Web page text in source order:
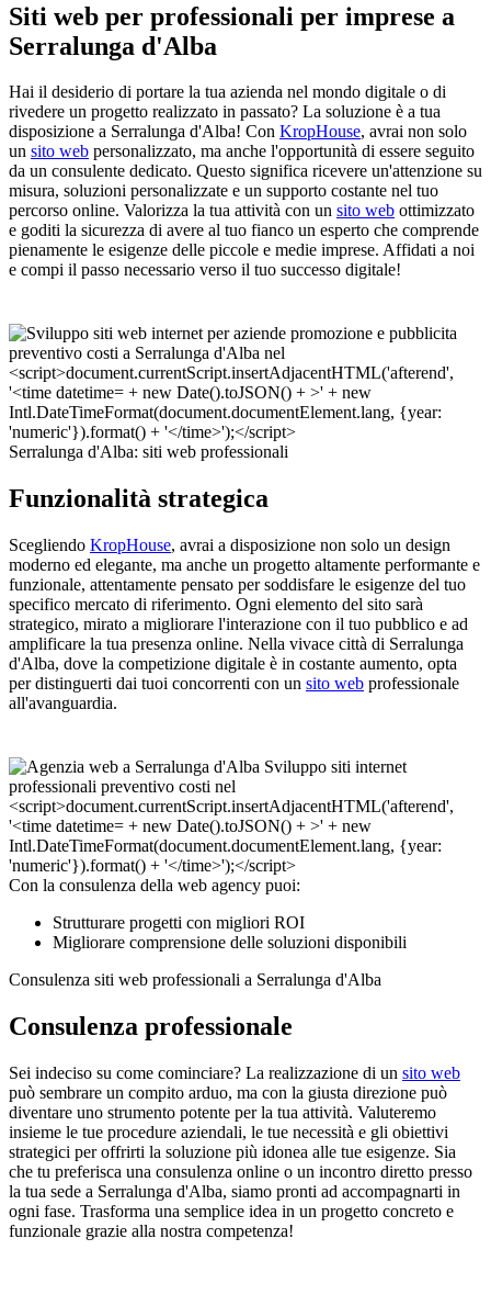
Siti web per professionali per imprese a
Serralunga d'Alba
Hai il desiderio di portare la tua azienda nel mondo digitale o di
rivedere un progetto realizzato in passato? La soluzione è a tua
disposizione a Serralunga d'Alba! Con KropHouse, avrai non solo
un sito web personalizzato, ma anche l'opportunità di essere seguito
da un consulente dedicato. Questo significa ricevere un'attenzione su
misura, soluzioni personalizzate e un supporto costante nel tuo
percorso online. Valorizza la tua attività con un sito web ottimizzato
e goditi la sicurezza di avere al tuo fianco un esperto che comprende
pienamente le esigenze delle piccole e medie imprese. Affidati a noi
e compi il passo necessario verso il tuo successo digitale!
Serralunga d'Alba: siti web professionali
Funzionalità strategica
Scegliendo KropHouse, avrai a disposizione non solo un design
moderno ed elegante, ma anche un progetto altamente performante e
funzionale, attentamente pensato per soddisfare le esigenze del tuo
specifico mercato di riferimento. Ogni elemento del sito sarà
strategico, mirato a migliorare l'interazione con il tuo pubblico e ad
amplificare la tua presenza online. Nella vivace città di Serralunga
d'Alba, dove la competizione digitale è in costante aumento, opta
per distinguerti dai tuoi concorrenti con un sito web professionale
all'avanguardia.
Con la consulenza della web agency puoi:
Strutturare progetti con migliori ROI
Migliorare comprensione delle soluzioni disponibili
Consulenza siti web professionali a Serralunga d'Alba
Consulenza professionale
Sei indeciso su come cominciare? La realizzazione di un sito web
può sembrare un compito arduo, ma con la giusta direzione può
diventare uno strumento potente per la tua attività. Valuteremo
insieme le tue procedure aziendali, le tue necessità e gli obiettivi
strategici per offrirti la soluzione più idonea alle tue esigenze. Sia
che tu preferisca una consulenza online o un incontro diretto presso
la tua sede a Serralunga d'Alba, siamo pronti ad accompagnarti in
ogni fase. Trasforma una semplice idea in un progetto concreto e
funzionale grazie alla nostra competenza!